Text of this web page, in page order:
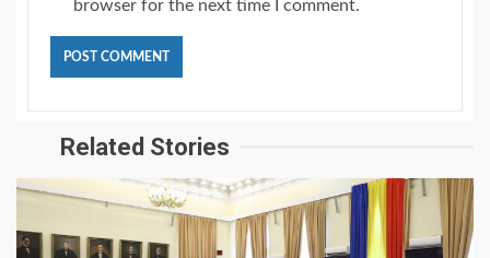
browser for the next time I comment.
Related Stories